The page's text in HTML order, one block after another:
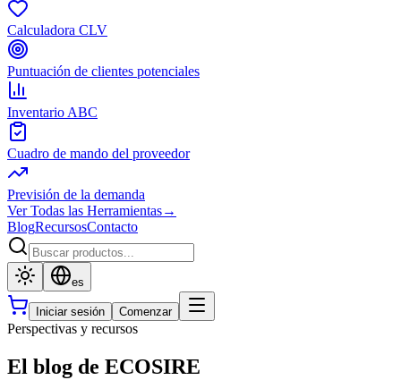
Calculadora CLV
Puntuación de clientes potenciales
Inventario ABC
Cuadro de mando del proveedor
Previsión de la demanda
Ver Todas las Herramientas→
BlogRecursosContacto
es
Iniciar sesión Comenzar
Perspectivas y recursos
El blog de ECOSIRE